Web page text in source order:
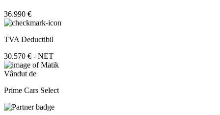
36.990 €
TVA Deductibil
30.570 € - NET
Vândut de
Prime Cars Select